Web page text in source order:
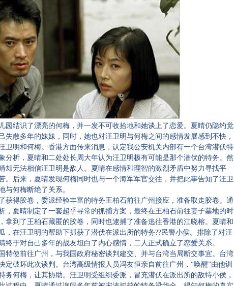
结识了漂亮的何梅，并一发不可收拾地和她谈上了恋爱。夏晴仍隐约觉
失散多年的妹妹，同时，她也对汪卫明与何梅之间的感情发展感到不快，
卫明和何梅。香港方面传来消息，认定我公安机关内部有一个台湾潜伏特
分析，夏晴和二处处长周大年认为汪卫明极有可能是那个潜伏的特务。然
却无法相信汪卫明是敌人。夏晴在感情和理智的激烈矛盾中努力寻找平
。后来，夏晴发现何梅同时也与一个海军军官交往，并把此事告知了汪卫
与何梅断绝了关系。
得胶卷，委派经验丰富的特务王柏石前往广州接应，准备取走胶卷。通
，夏晴制定了一套超乎寻常的抓捕方案，最终在王柏石前往妻子墓地的时
拿到了王柏石藏匿的胶卷，同时也逮捕了准备逃往香港的江晓榕。夏晴和
，在汪卫明的帮助下抓获了潜伏在派出所的特务??民警小侯。排除了对汪
终于对自己多年的战友坦白了内心感情，二人正式确立了恋爱关系。
使前往广州，与我国政府秘密谈判建交、并与台湾当局断交事宜。台湾
定破坏此次谈判。台湾高级情报人员冯友恒亲自前往广州，“唤醒”由他训
务何梅，让其协助。汪卫明受组织委派，冒充潜伏在派出所的敌特小侯，